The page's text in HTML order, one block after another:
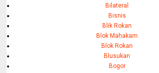
Bilateral
Bisnis
Blik Rokan
Blok Mahakam
Blok Rokan
Blusukan
Bogor